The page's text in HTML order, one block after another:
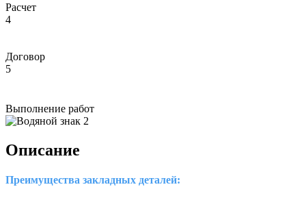
Расчет
4
Договор
5
Выполнение работ
Описание
Преимущества закладных деталей: